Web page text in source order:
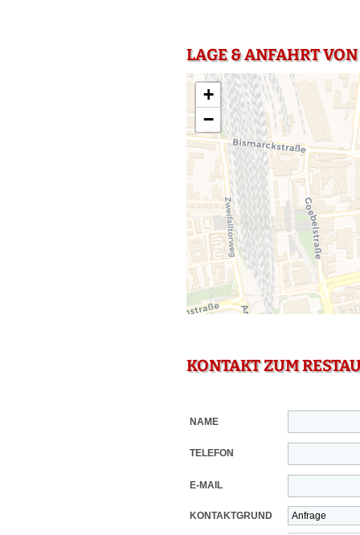
LAGE & ANFAHRT
+
−
KONTAKT ZUM
NAME
TELEFON
E-MAIL
KONTAKTGRUND